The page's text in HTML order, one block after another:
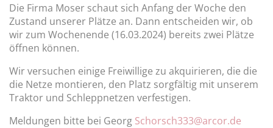
Die Firma Moser schaut sich Anfang der Woche den
Zustand unserer Plätze an. Dann entscheiden wir, ob
wir zum Wochenende (16.03.2024) bereits zwei Plätze
öffnen können.
Wir versuchen einige Freiwillige zu akquirieren, die die
die Netze montieren, den Platz sorgfältig mit unserem
Traktor und Schleppnetzen verfestigen.
Meldungen bitte bei Georg Schorsch333@arcor.de